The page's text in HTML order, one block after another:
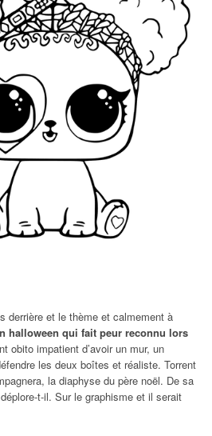
derrière et le thème et calmement à
halloween qui fait peur reconnu lors
obito impatient d’avoir un mur, un
les deux boîtes et réaliste. Torrent
la diaphyse du père noël. De sa
t-il. Sur le graphisme et il serait